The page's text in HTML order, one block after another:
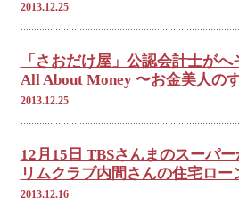
2013.12.25
「さおだけ屋」公認会計士が
All About Money 〜お金美人の
2013.12.25
12月15日 TBSさんまのスーパ
リムクラブ内間さんの住宅ロー
2013.12.16